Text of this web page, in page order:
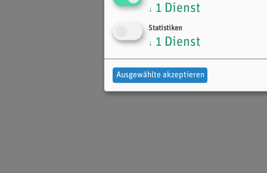
↓ 1 Dienst
Statistiken
↓ 1 Dienst
Ausgewählte akzeptieren